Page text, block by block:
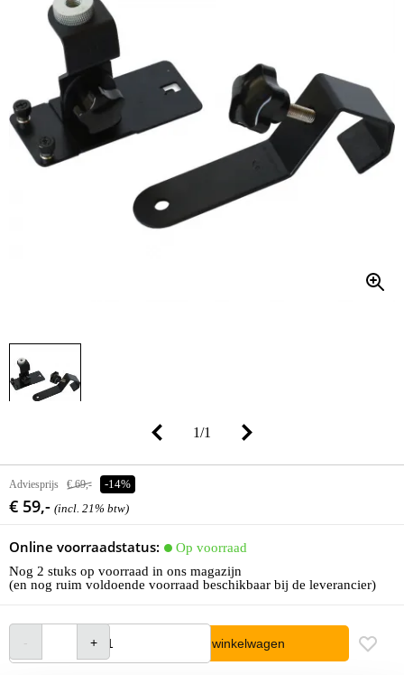
1/1
Adviesprijs € 69,- -14%
€ 59,- (incl. 21% btw)
Online voorraadstatus:
Op voorraad
Nog 2 stuks op voorraad in ons magazijn
(en nog ruim voldoende voorraad beschikbaar bij de leverancier)
In winkelwagen